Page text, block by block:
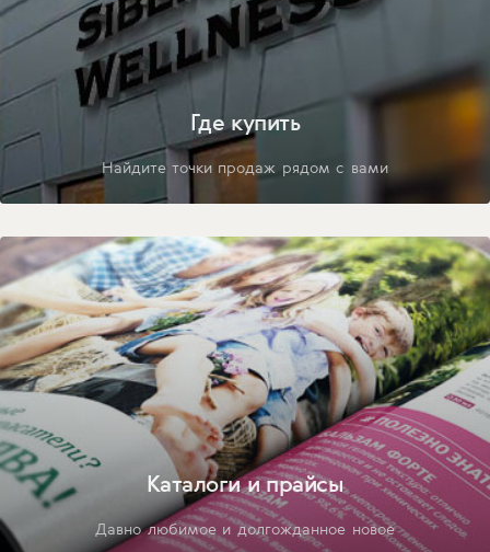
Где купить
Найдите точки продаж рядом с вами
Каталоги и прайсы
Давно любимое и долгожданное новое